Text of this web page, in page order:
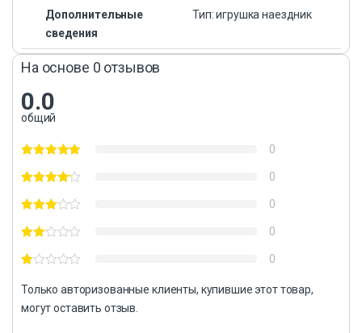
Дополнительные
сведения
Тип: игрушка наездник
На основе 0 отзывов
0.0
общий
0
0
0
0
0
Только авторизованные клиенты, купившие этот товар,
могут оставить отзыв.